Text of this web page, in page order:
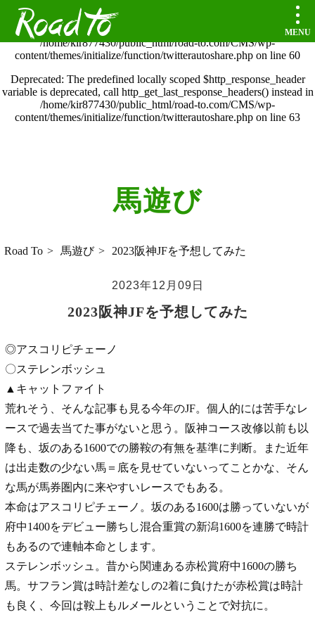
Deprecated: The predefined locally scoped $http_response_header
variable is deprecated, call http_get_last_response_headers() instead in
/home/kir877430/public_html/road-to.com/CMS/wp-
content/themes/initialize/function/twitterautoshare.php on line 60
Deprecated: The predefined locally scoped $http_response_header
variable is deprecated, call http_get_last_response_headers() instead in
/home/kir877430/public_html/road-to.com/CMS/wp-
content/themes/initialize/function/twitterautoshare.php on line 63
Road to
馬遊び
Road To 馬遊び 2023阪神JFを予想してみた
2023年12月09日
2023阪神JFを予想してみた
◎アスコリピチェーノ
〇ステレンボッシュ
▲キャットファイト
荒れそう、そんな記事も見る今年のJF。個人的には苦手なレ
ースで過去当てた事がないと思う。阪神コース改修以前も以
降も、坂のある1600での勝鞍の有無を基準に判断。また近年
は出走数の少ない馬＝底を見せていないってことかな、そん
な馬が馬券圏内に来やすいレースでもある。
本命はアスコリピチェーノ。坂のある1600は勝っていないが
府中1400をデビュー勝ちし混合重賞の新潟1600を連勝で時計
もあるので連軸本命とします。
ステレンボッシュ。昔から関連ある赤松賞府中1600の勝ち
馬。サフラン賞は時計差なしの2着に負けたが赤松賞は時計
も良く、今回は鞍上もルメールということで対抗に。